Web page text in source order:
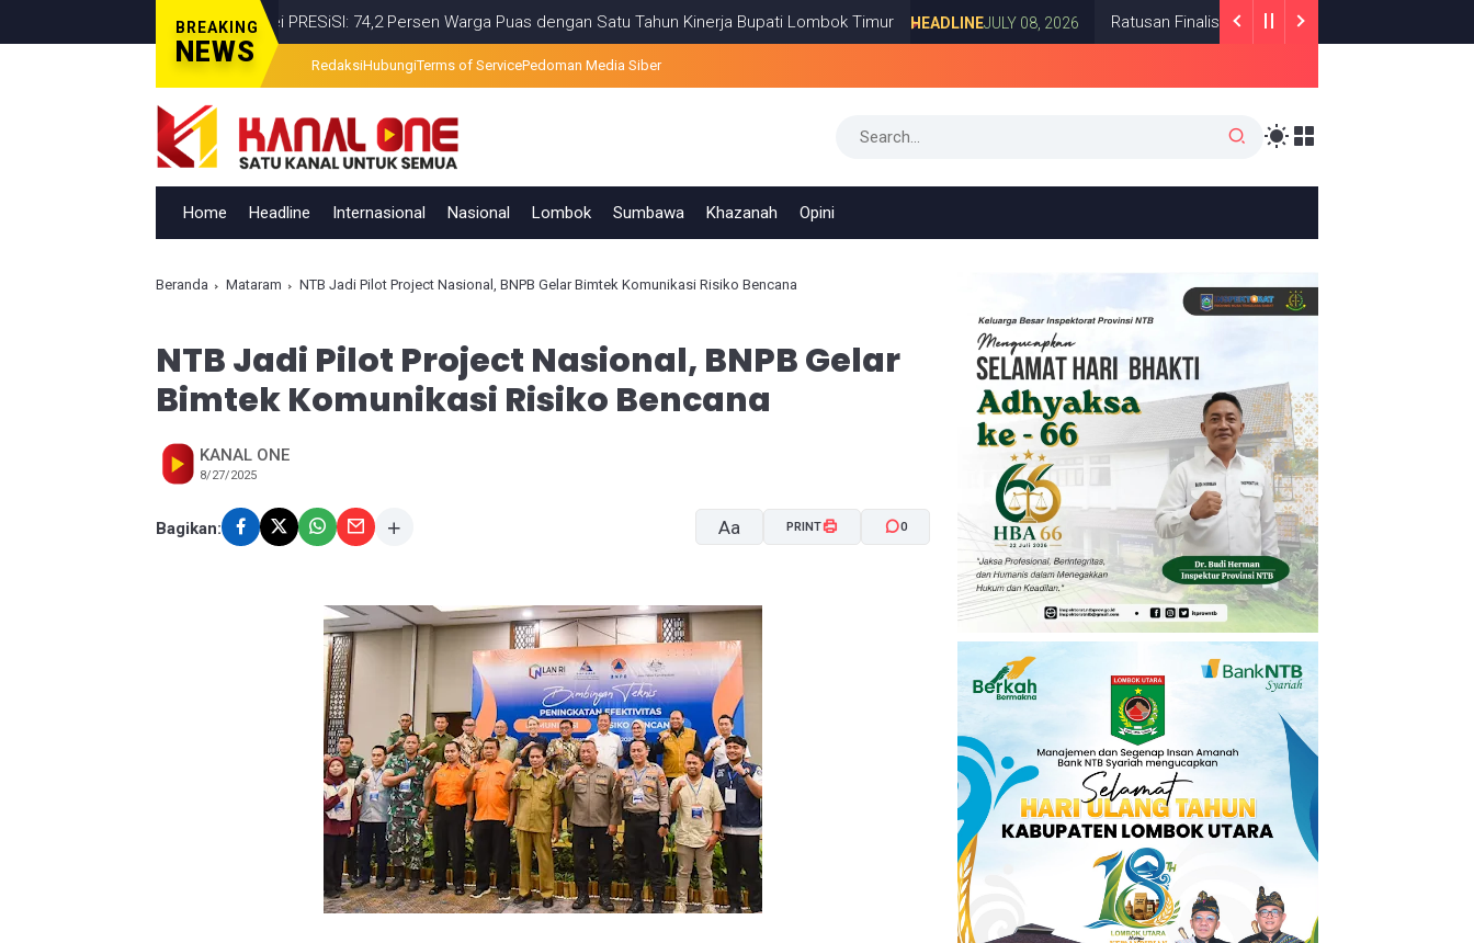
BREAKING
NEWS
Survei PRESiSI: 74,2 Persen Warga Puas dengan Satu Tahun Kinerja Bupati Lombok Timur HEADLINE JULY 08, 2026 Ratusan Finalis dari Seluruh Indonesia Ramaikan FAPERTA
RedaksiHubungiTerms of ServicePedoman Media Siber
Home Headline Internasional Nasional Lombok Sumbawa Khazanah Opini
Beranda Mataram NTB Jadi Pilot Project Nasional, BNPB Gelar Bimtek Komunikasi Risiko Bencana
NTB Jadi Pilot Project Nasional, BNPB Gelar
Bimtek Komunikasi Risiko Bencana
KANAL ONE
8/27/2025
Bagikan: Aa PRINT 0